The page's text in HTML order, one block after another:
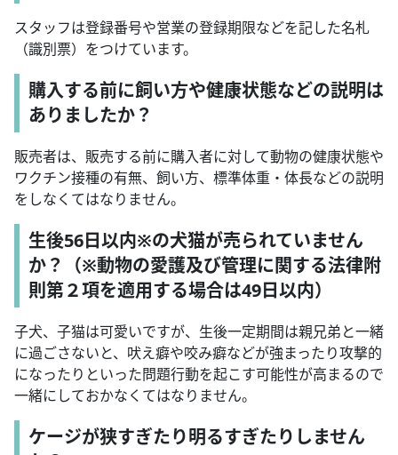
スタッフは登録番号や営業の登録期限などを記した名札
（識別票）をつけています。
購入する前に飼い方や健康状態などの説明は
ありましたか？
販売者は、販売する前に購入者に対して動物の健康状態や
ワクチン接種の有無、飼い方、標準体重・体長などの説明
をしなくてはなりません。
生後56日以内※の犬猫が売られていません
か？（※動物の愛護及び管理に関する法律附
則第２項を適用する場合は49日以内）
子犬、子猫は可愛いですが、生後一定期間は親兄弟と一緒
に過ごさないと、吠え癖や咬み癖などが強まったり攻撃的
になったりといった問題行動を起こす可能性が高まるので
一緒にしておかなくてはなりません。
ケージが狭すぎたり明るすぎたりしません